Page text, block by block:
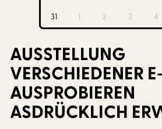
31 1 2 3 4
AUSSTELLUNG
VERSCHIEDENER
AUSPROBIEREN
ASDRÜCKLICH